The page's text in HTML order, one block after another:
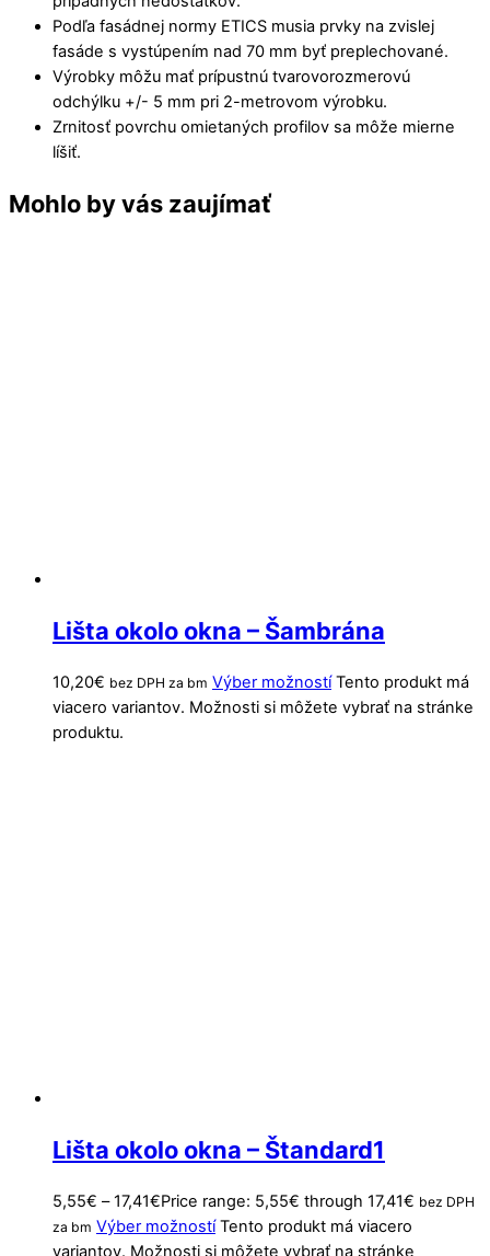
Podľa fasádnej normy ETICS musia prvky na zvislej
fasáde s vystúpením nad 70 mm byť preplechované.
Výrobky môžu mať prípustnú tvarovorozmerovú
odchýlku +/- 5 mm pri 2-metrovom výrobku.
Zrnitosť povrchu omietaných profilov sa môže mierne
líšiť.
Mohlo by vás zaujímať
Lišta okolo okna – Šambrána
10,20€ bez DPH za bm Výber možností Tento produkt má
viacero variantov. Možnosti si môžete vybrať na stránke
produktu.
Lišta okolo okna – Štandard1
5,55€ – 17,41€Price range: 5,55€ through 17,41€ bez DPH
za bm Výber možností Tento produkt má viacero